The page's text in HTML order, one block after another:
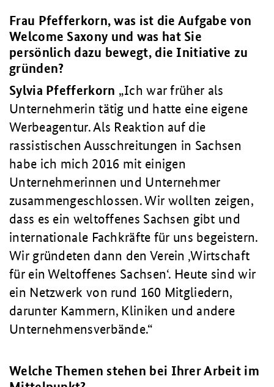
Frau Pfefferkorn, was ist die Aufgabe von
Welcome Saxony und was hat Sie
persönlich dazu bewegt, die Initiative zu
gründen?
Sylvia Pfefferkorn
Ich war früher als
Unternehmerin tätig und hatte eine eigene
Werbeagentur. Als Reaktion auf die
rassistischen Ausschreitungen in Sachsen
habe ich mich 2016 mit einigen
Unternehmerinnen und Unternehmer
zusammengeschlossen. Wir wollten zeigen,
dass es ein weltoffenes Sachsen gibt und
internationale Fachkräfte für uns begeistern.
Wir gründeten dann den Verein ‚Wirtschaft
für ein Weltoffenes Sachsen‘. Heute sind wir
ein Netzwerk von rund 160 Mitgliedern,
darunter Kammern, Kliniken und andere
Unternehmensverbände.
Welche Themen stehen bei Ihrer Arbeit im